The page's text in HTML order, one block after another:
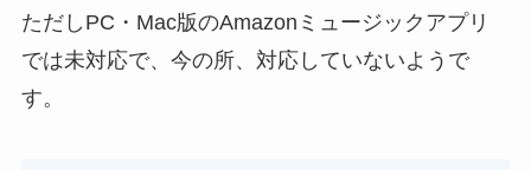
ただしPC・Mac版のAmazonミュージックアプリ
では未対応で、今の所、対応していないようで
す。